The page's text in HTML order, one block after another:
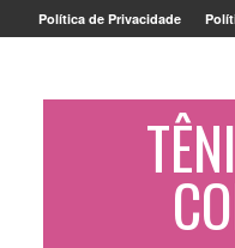
Política de Privacidade